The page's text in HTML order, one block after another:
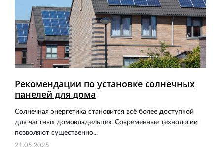
Рекомендации по установке солнечных
панелей для дома
Солнечная энергетика становится всё более доступной
для частных домовладельцев. Современные технологии
позволяют существенно...
21.05.2025